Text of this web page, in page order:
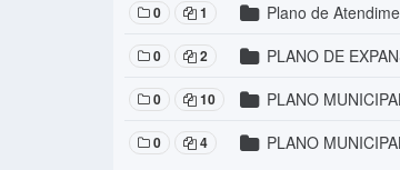
0 1 Plano de
0 2 PLANO DE
0 10 PLANO
0 4 PLANO